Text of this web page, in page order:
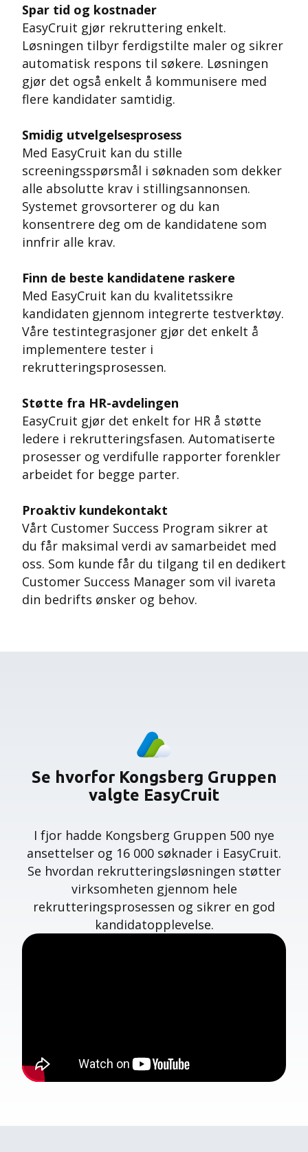
Spar tid og kostnader
EasyCruit gjør rekruttering enkelt.
Løsningen tilbyr ferdigstilte maler og sikrer
automatisk respons til søkere. Løsningen
gjør det også enkelt å kommunisere med
flere kandidater samtidig.
Smidig utvelgelsesprosess
Med EasyCruit kan du stille
screeningsspørsmål i søknaden som dekker
alle absolutte krav i stillingsannonsen.
Systemet grovsorterer og du kan
konsentrere deg om de kandidatene som
innfrir alle krav.
Finn de beste kandidatene raskere
Med EasyCruit kan du kvalitetssikre
kandidaten gjennom integrerte testverktøy.
Våre testintegrasjoner gjør det enkelt å
implementere tester i
rekrutteringsprosessen.
Støtte fra HR-avdelingen
EasyCruit gjør det enkelt for HR å støtte
ledere i rekrutteringsfasen. Automatiserte
prosesser og verdifulle rapporter forenkler
arbeidet for begge parter.
Proaktiv kundekontakt
Vårt Customer Success Program sikrer at
du får maksimal verdi av samarbeidet med
oss. Som kunde får du tilgang til en dedikert
Customer Success Manager som vil ivareta
din bedrifts ønsker og behov.
Se hvorfor Kongsberg Gruppen
valgte EasyCruit
I fjor hadde Kongsberg Gruppen 500 nye
ansettelser og 16 000 søknader i EasyCruit.
Se hvordan rekrutteringsløsningen støtter
virksomheten gjennom hele
rekrutteringsprosessen og sikrer en god
kandidatopplevelse.